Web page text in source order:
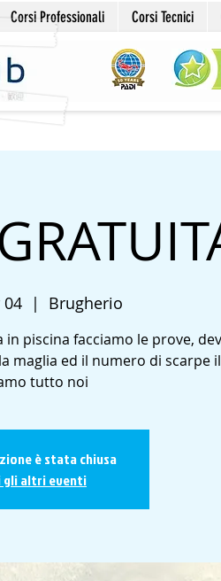
Corsi Professionali Corsi Tecnici
  |
Brugherio
piscina facciamo le prove,
maglia ed il numero di scarpe
tutto noi
è stata chiusa
gli altri eventi